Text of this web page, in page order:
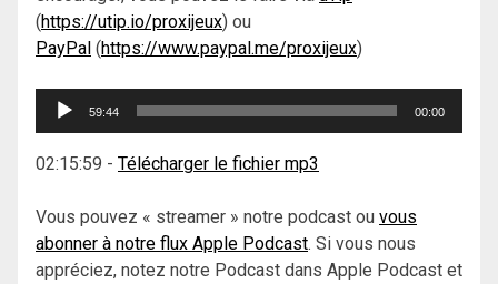
(https://utip.io/proxijeux) ou
PayPal (https://www.paypal.me/proxijeux)
Lecteur
59:44 00:00
02:15:59 - Télécharger le fichier mp3
Vous pouvez « streamer » notre podcast ou vous
abonner à notre flux Apple Podcast. Si vous nous
appréciez, notez notre Podcast dans Apple Podcast et